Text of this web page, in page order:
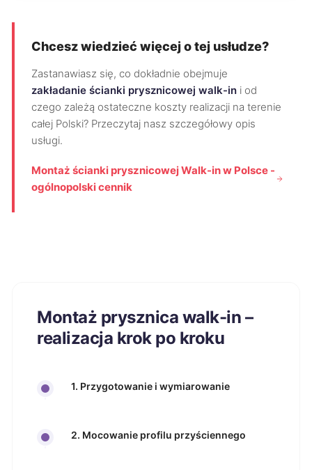
Chcesz wiedzieć więcej o tej usłudze?
Zastanawiasz się, co dokładnie obejmuje
zakładanie ścianki prysznicowej walk-in i od
czego zależą ostateczne koszty realizacji na terenie
całej Polski? Przeczytaj nasz szczegółowy opis
usługi.
Montaż ścianki prysznicowej Walk-in w Polsce -
ogólnopolski cennik
Montaż prysznica walk-in –
realizacja krok po kroku
1. Przygotowanie i wymiarowanie
2. Mocowanie profilu przyściennego